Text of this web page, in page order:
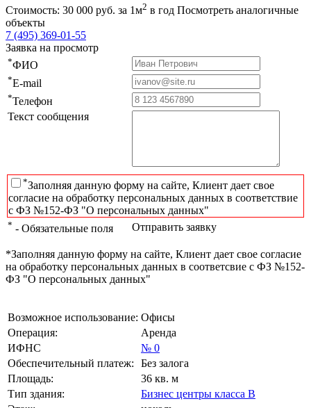
Стоимость: 30 000 руб. за 1м2 в год Посмотреть аналогичные
объекты
7 (495) 369-01-55
Заявка на просмотр
*ФИО
*E-mail
*Телефон
Текст сообщения
*Заполняя данную форму на сайте, Клиент дает свое
согласие на обработку персональных данных в соответствие
с ФЗ №152-ФЗ "О персональных данных"
* - Обязательные поля Отправить заявку
*Заполняя данную форму на сайте, Клиент дает свое согласие
на обработку персональных данных в соответсвие с ФЗ №152-
ФЗ "О персональных данных"
Возможное использование: Офисы
Операция:
Аренда
ИФНС
№ 0
Обеспечительный платеж:
Без залога
Площадь:
36 кв. м
Тип здания:
Бизнес центры класса B